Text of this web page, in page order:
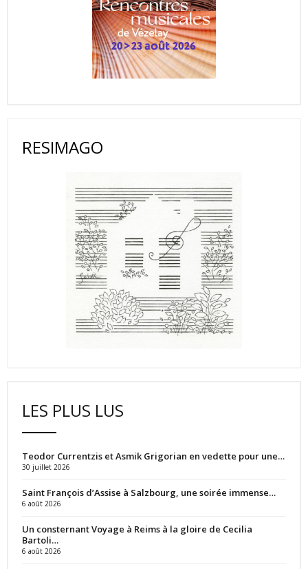
RESIMAGO
LES PLUS LUS
Teodor Currentzis et Asmik Grigorian en vedette pour une…
30 juillet 2026
Saint François d’Assise à Salzbourg, une soirée immense…
6 août 2026
Un consternant Voyage à Reims à la gloire de Cecilia
Bartoli…
6 août 2026